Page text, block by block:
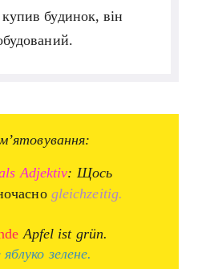
будинок, він
Adjektiv: Щось
gleichzeitig.
Apfel ist grün.
зелене.